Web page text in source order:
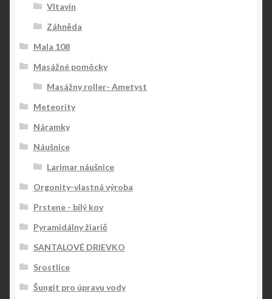
Vltavín
Záhněda
Mala 108
Masážné pomôcky
Masážny roller- Ametyst
Meteority
Náramky
Náušnice
Larimar náušnice
Orgonity-vlastná výroba
Prstene - bílý kov
Pyramidálny žiarič
SANTALOVÉ DRIEVKO
Srostlice
Šungit pro úpravu vody